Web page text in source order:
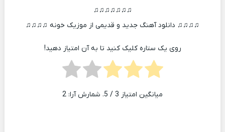
♫♫♫♫♫♫♫
♫♫♫♫ دانلود آهنگ جدید و قدیمی از موزیک خونه ♫♫♫♫
روی یک ستاره کلیک کنید تا به آن امتیاز دهید!
میانگین امتیاز 3 / 5. شمارش آرا: 2